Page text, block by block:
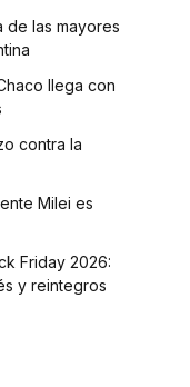
de las mayores
llega con
contra la
Milei es
Friday 2026:
y reintegros